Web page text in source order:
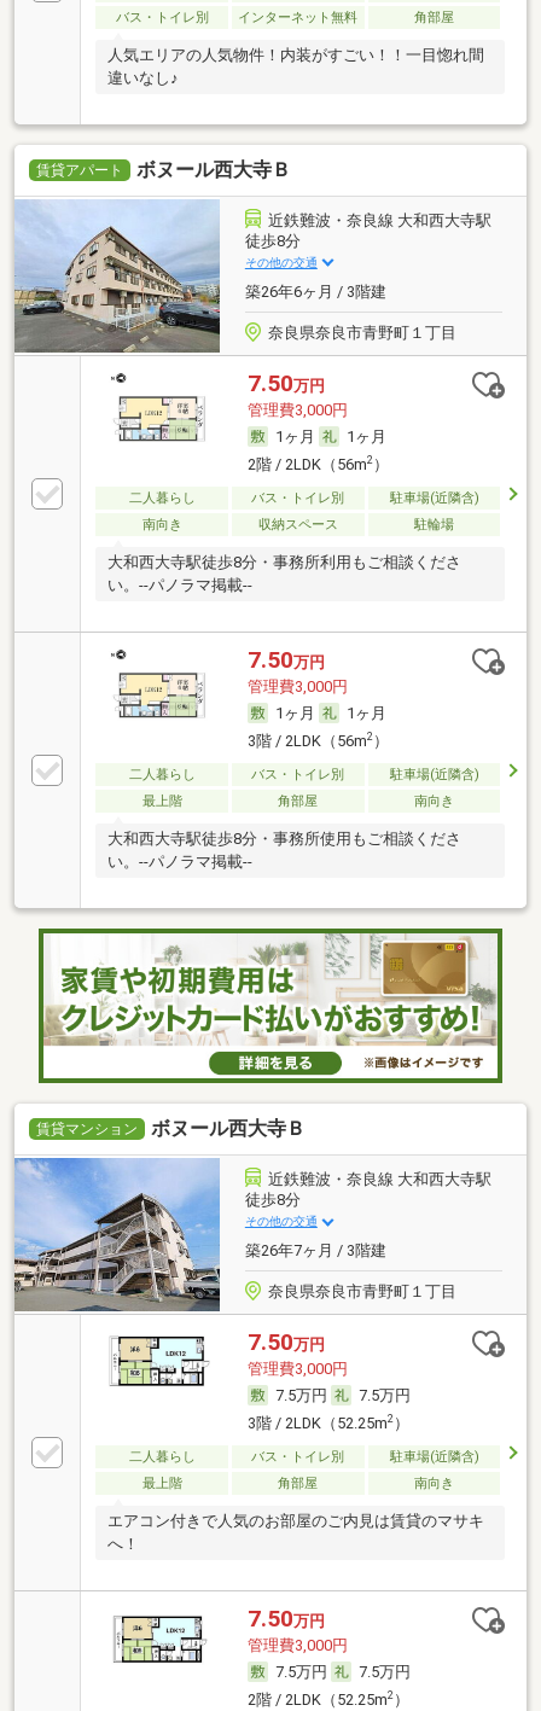
バス・トイレ別
インターネット無料 角部屋
人気エリアの人気物件！内装がすごい！！一目惚れ間
違いなし♪
賃貸アパート ボヌール西大寺Ｂ
近鉄難波・奈良線 大和西大寺駅
徒歩8分
その他の交通
築26年6ヶ月 / 3階建
奈良県奈良市青野町１丁目
7.50万円
管理費3,000円
1ヶ月
1ヶ月
2階 / 2LDK（56m2）
二人暮らし バス・トイレ別
駐車場(近隣含)
南向き
収納スペース 駐輪場
大和西大寺駅徒歩8分・事務所利用もご相談くださ
い。--パノラマ掲載--
7.50万円
管理費3,000円
1ヶ月
1ヶ月
3階 / 2LDK（56m2）
二人暮らし バス・トイレ別
駐車場(近隣含)
最上階
角部屋 南向き
大和西大寺駅徒歩8分・事務所使用もご相談くださ
い。--パノラマ掲載--
賃貸マンション ボヌール西大寺Ｂ
近鉄難波・奈良線 大和西大寺駅
徒歩8分
その他の交通
築26年7ヶ月 / 3階建
奈良県奈良市青野町１丁目
7.50万円
管理費3,000円
7.5万円
7.5万円
3階 / 2LDK（52.25m2）
二人暮らし バス・トイレ別
駐車場(近隣含)
最上階
角部屋 南向き
エアコン付きで人気のお部屋のご内見は賃貸のマサキ
へ！
7.50万円
管理費3,000円
7.5万円
7.5万円
2階 / 2LDK（52.25m2）